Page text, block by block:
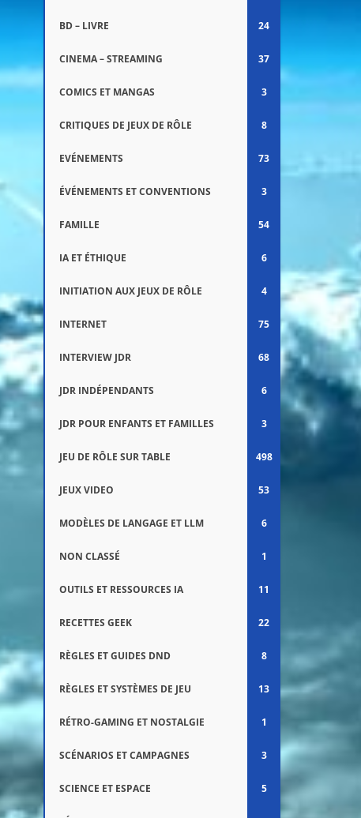
BD – LIVRE 24
CINEMA – STREAMING 37
COMICS ET MANGAS 3
CRITIQUES DE JEUX DE RÔLE 8
EVÉNEMENTS 73
ÉVÉNEMENTS ET CONVENTIONS 3
FAMILLE 54
IA ET ÉTHIQUE 6
INITIATION AUX JEUX DE RÔLE 4
INTERNET 75
INTERVIEW JDR 68
JDR INDÉPENDANTS 6
JDR POUR ENFANTS ET FAMILLES 3
JEU DE RÔLE SUR TABLE 498
JEUX VIDEO 53
MODÈLES DE LANGAGE ET LLM 6
NON CLASSÉ 1
OUTILS ET RESSOURCES IA 11
RECETTES GEEK 22
RÈGLES ET GUIDES DND 8
RÈGLES ET SYSTÈMES DE JEU 13
RÉTRO-GAMING ET NOSTALGIE 1
SCÉNARIOS ET CAMPAGNES 3
SCIENCE ET ESPACE 5